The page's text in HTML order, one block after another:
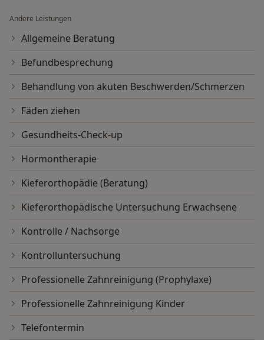
Andere Leistungen
Allgemeine Beratung
Befundbesprechung
Behandlung von akuten Beschwerden/Schmerzen
Fäden ziehen
Gesundheits-Check-up
Hormontherapie
Kieferorthopädie (Beratung)
Kieferorthopädische Untersuchung Erwachsene
Kontrolle / Nachsorge
Kontrolluntersuchung
Professionelle Zahnreinigung (Prophylaxe)
Professionelle Zahnreinigung Kinder
Telefontermin